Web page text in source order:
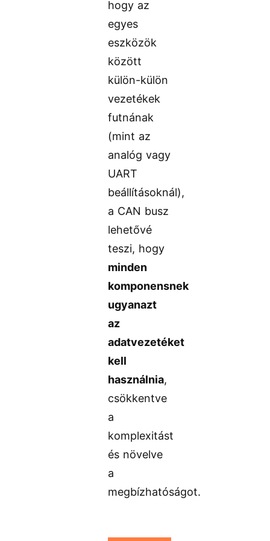
hogy az
egyes
eszközök
között
külön-külön
vezetékek
futnának
(mint az
analóg vagy
UART
beállításoknál),
a CAN busz
lehetővé
teszi, hogy
minden
komponensnek
ugyanazt
az
adatvezetéket
kell
használnia,
csökkentve
a
komplexitást
és növelve
a
megbízhatóságot.